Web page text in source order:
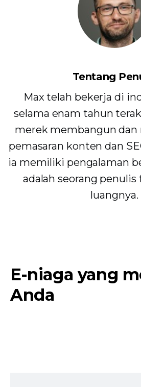
Tentang
Max telah bekerja di
selama enam tahun
merek membangun
pemasaran konten dan
ia memiliki pengalaman
adalah seorang
luangnya.
E-niaga yang
Anda